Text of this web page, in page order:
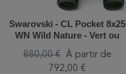
Swarovski - CL Pocket 8x25
WN Wild Nature - Vert ou
Anthracite - Jumelles
880,00 € À partir de
792,00 €